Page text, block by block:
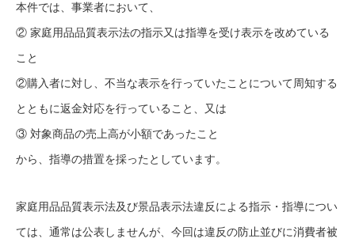
本件では、事業者において、
② 家庭用品品質表示法の指示又は指導を受け表示を改めている
こと
②購入者に対し、不当な表示を行っていたことについて周知する
とともに返金対応を行っていること、又は
③ 対象商品の売上高が小額であったこと
から、指導の措置を採ったとしています。
家庭用品品質表示法及び景品表示法違反による指示・指導につい
ては、通常は公表しませんが、今回は違反の防止並びに消費者被